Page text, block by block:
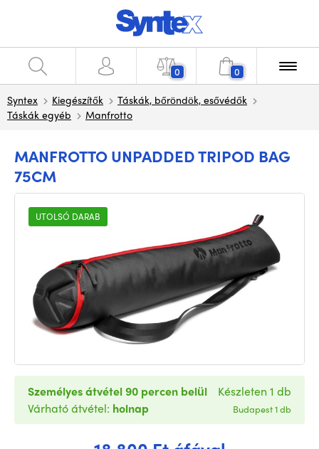
0 0
Syntex Kiegészítők
Táskák, bőröndök, esővédők
Táskák egyéb
Manfrotto
MANFROTTO UNPADDED TRIPOD BAG
75CM
UTOLSÓ DARAB
Személyes átvétel 90 percen belül
Várható átvétel: holnap
Készleten 1 db
Budapest 1 db